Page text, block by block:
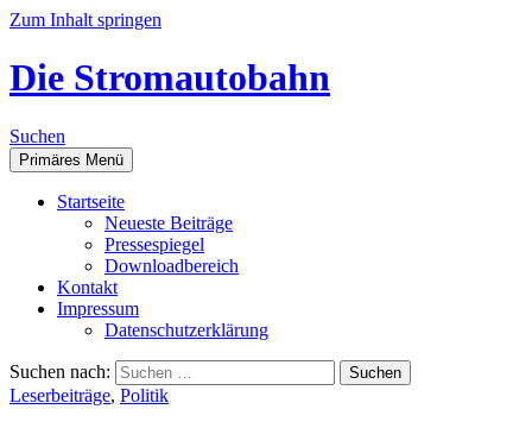
Zum Inhalt springen
Die Stromautobahn
Suchen
Primäres Menü
Start­sei­te
Neu­es­te Beiträge
Pres­se­spie­gel
Down­load­be­reich
Kon­takt
Impres­sum
Daten­schutz­er­klä­rung
Suchen nach:
Leserbeiträge, Politik